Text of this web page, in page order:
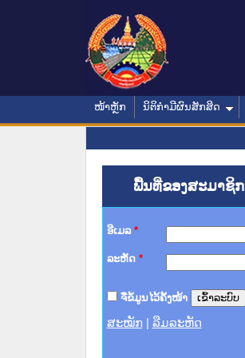
ໜ້າຫຼັກ ນິຕິກໍາມີຜົນສັກສິດ
ພື້ນທີ່ຂອງສະມາຊິກ
ອີເມລ *
ລະຫັດ *
ຈື່ຂໍ້ມູນໄວ້ຄັ້ງໜ້າ
ສະໝັກ ລືມລະຫັດ